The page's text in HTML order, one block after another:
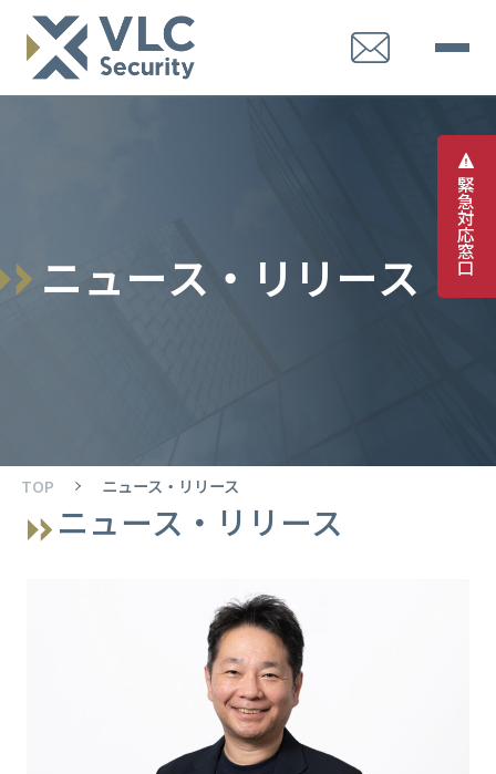
緊
急
対
応
窓
口
ニュース ・ リ リ ース
TOP ニュース・リリース
ニュース・リリース